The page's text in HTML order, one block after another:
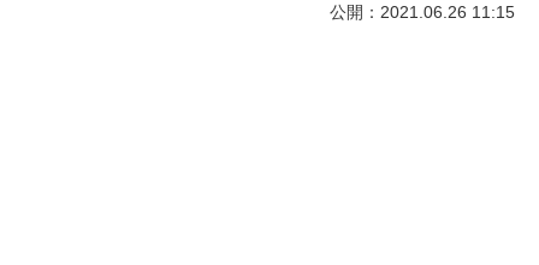
公開：2021.06.26 11:15